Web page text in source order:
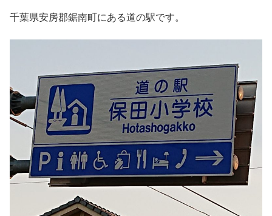
千葉県安房郡鋸南町にある道の駅です。